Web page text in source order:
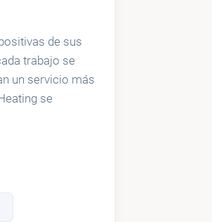
de sus
trabajo se
un servicio más
se